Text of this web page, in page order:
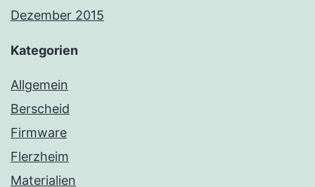
Dezember 2015
Kategorien
Allgemein
Berscheid
Firmware
Flerzheim
Materialien